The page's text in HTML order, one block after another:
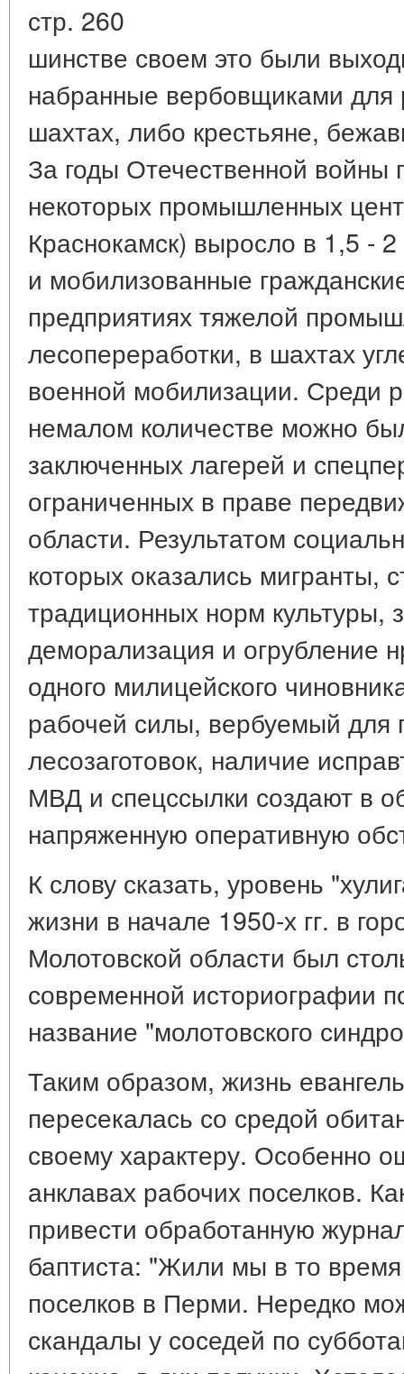
стр. 260
шинстве своем это были
набранные вербовщиками для
шахтах, либо крестьяне,
За годы Отечественной войны
некоторых промышленных
Краснокамск) выросло в 1,5 -
и мобилизованные
предприятиях тяжелой
лесопереработки, в шахтах
военной мобилизации. Среди
немалом количестве можно
заключенных лагерей и
ограниченных в праве
области. Результатом
которых оказались мигранты,
традиционных норм культуры,
деморализация и огрубление
одного милицейского
рабочей силы, вербуемый
лесозаготовок, наличие
МВД и спецссылки создают в
напряженную оперативную
К слову сказать, уровень
жизни в начале 1950-х гг. в
Молотовской области был
современной историографии
название "молотовского
Таким образом, жизнь
пересекалась со средой
своему характеру. Особенно
анклавах рабочих поселков.
привести обработанную
баптиста: "Жили мы в то
поселков в Перми. Нередко
скандалы у соседей по